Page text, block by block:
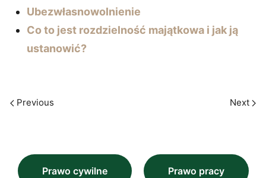
Ubezwłasnowolnienie
Co to jest rozdzielność majątkowa i jak ją
ustanowić?
Previous Next
Prawo cywilne Prawo pracy